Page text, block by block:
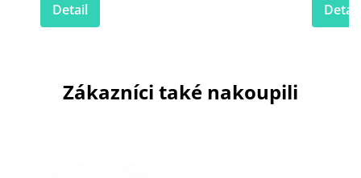
Detail Detail
Zákazníci také nakoupili